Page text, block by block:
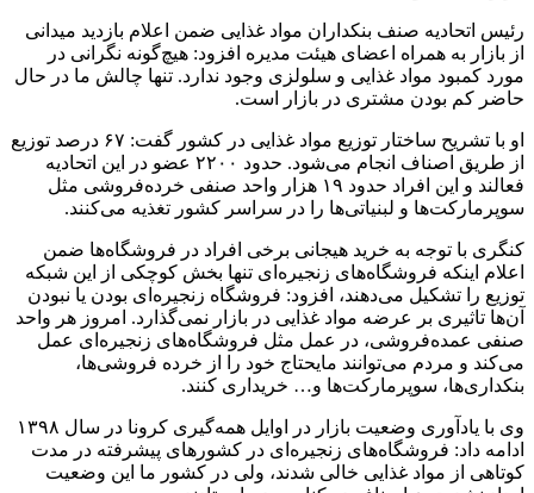
رئیس اتحادیه صنف بنکداران مواد غذایی ضمن اعلام بازدید میدانی
از بازار به همراه اعضای هیئت مدیره افزود: هیچ‌گونه نگرانی در
مورد کمبود مواد غذایی و سلولزی وجود ندارد. تنها چالش ما در حال
حاضر کم بودن مشتری در بازار است.
او با تشریح ساختار توزیع مواد غذایی در کشور گفت: ۶۷ درصد توزیع
از طریق اصناف انجام می‌شود. حدود ۲۲۰۰ عضو در این اتحادیه
فعالند و این افراد حدود ۱۹ هزار واحد صنفی خرده‌فروشی مثل
سوپرمارکت‌ها و لبنیاتی‌ها را در سراسر کشور تغذیه می‌کنند.
کنگری با توجه به خرید هیجانی برخی افراد در فروشگاه‌ها ضمن
اعلام اینکه فروشگاه‌های زنجیره‌ای تنها بخش کوچکی از این شبکه
توزیع را تشکیل می‌دهند، افزود: فروشگاه زنجیره‌ای بودن یا نبودن
آن‌ها تاثیری بر عرضه مواد غذایی در بازار نمی‌گذارد. امروز هر واحد
صنفی عمده‌فروشی، در عمل مثل فروشگاه‌های زنجیره‌ای عمل
می‌کند و مردم می‌توانند مایحتاج خود را از خرده فروشی‌ها،
بنکداری‌ها، سوپرمارکت‌ها و… خریداری کنند.
وی با یادآوری وضعیت بازار در اوایل همه‌گیری کرونا در سال ۱۳۹۸
ادامه داد: فروشگاه‌های زنجیره‌ای در کشورهای پیشرفته در مدت
کوتاهی از مواد غذایی خالی شدند، ولی در کشور ما این وضعیت